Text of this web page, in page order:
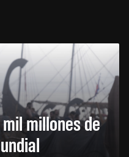
millones de